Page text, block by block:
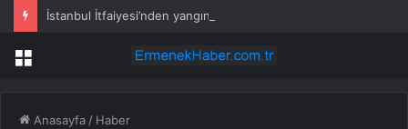
İstanbul İtfaiyesi’nden yangın riskine karşı videolu uyarı
Menü
Anasayfa / Haber